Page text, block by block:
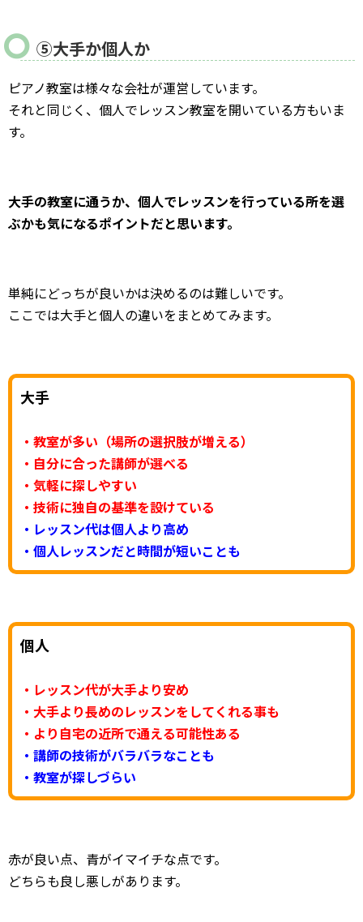
⑤大手か個人か
ピアノ教室は様々な会社が運営しています。
それと同じく、個人でレッスン教室を開いている方もいま
す。
大手の教室に通うか、個人でレッスンを行っている所を選
ぶかも気になるポイントだと思います。
単純にどっちが良いかは決めるのは難しいです。
ここでは大手と個人の違いをまとめてみます。
大手
・教室が多い（場所の選択肢が増える）
・自分に合った講師が選べる
・気軽に探しやすい
・技術に独自の基準を設けている
・レッスン代は個人より高め
・個人レッスンだと時間が短いことも
個人
・レッスン代が大手より安め
・大手より長めのレッスンをしてくれる事も
・より自宅の近所で通える可能性ある
・講師の技術がバラバラなことも
・教室が探しづらい
赤が良い点、青がイマイチな点です。
どちらも良し悪しがあります。